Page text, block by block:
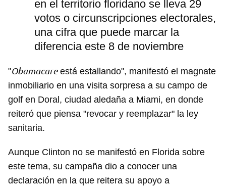
Guardar como favorito
Para poder guardar como favorito, primero has de
en el territorio floridano se lleva 29
votos o circunscripciones electorales,
una cifra que puede marcar la
diferencia este 8 de noviembre
"Obamacareestá estallando", manifestó el magnate
inmobiliario en una visita sorpresa a su campo de
golf en Doral, ciudad aledaña a Miami, en donde
reiteró que piensa "revocar y reemplazar" la ley
sanitaria.
Aunque Clinton no se manifestó en Florida sobre
este tema, su campaña dio a conocer una
declaración en la que reitera su apoyo a